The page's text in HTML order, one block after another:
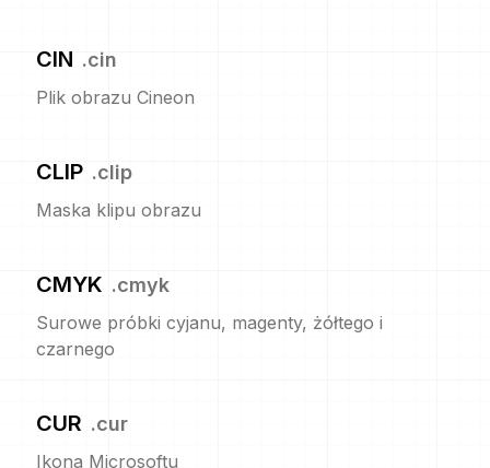
CIN .cin
Plik obrazu Cineon
CLIP .clip
Maska klipu obrazu
CMYK .cmyk
Surowe próbki cyjanu, magenty, żółtego i
czarnego
CUR .cur
Ikona Microsoftu